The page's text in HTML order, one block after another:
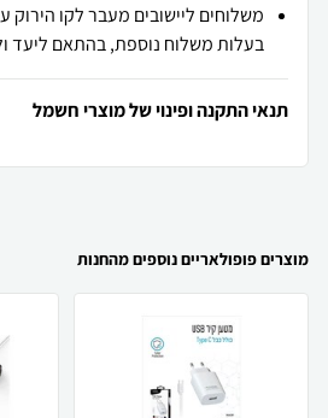
משלוחים ליישובים מעבר לקו הירוק
בעלות משלוח נוספת, בהתאם ליעד
תנאי התקנה ופינוי של מוצרי חשמל
מוצרים פופולאריים נוספים מהחנות